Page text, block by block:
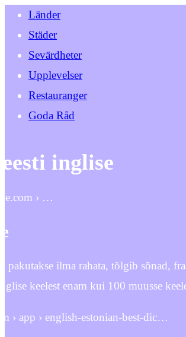
Länder
Städer
Sevärdheter
Upplevelser
Restauranger
Goda Råd
inglise
› …
pakutakse ilma rahata, tõlgib sõnad,
keelest enam kui 100 muusse
› app › english-estonian-best-dic…